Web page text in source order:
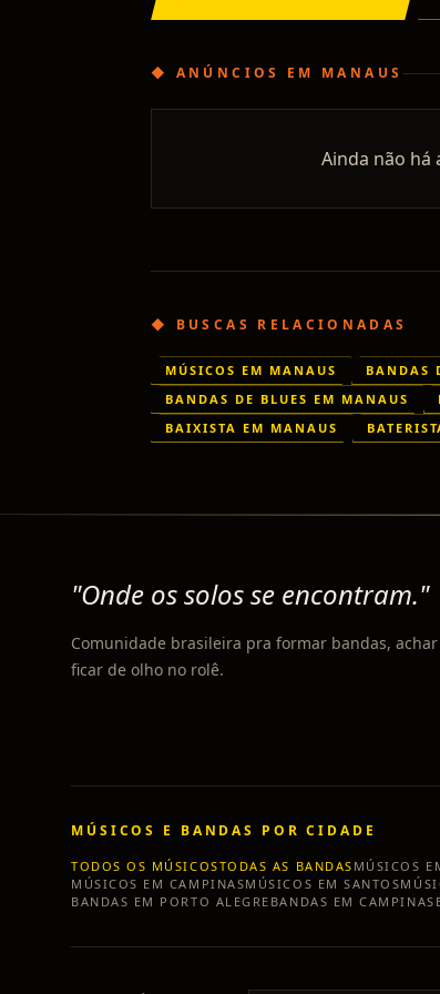
◆ ANÚNCIOS EM MANAUS
Ainda não há
◆ BUSCAS RELACIONADAS
MÚSICOS EM MANAUS BANDAS
BANDAS DE BLUES EM MANAUS
BAIXISTA EM MANAUS
"Onde os solos se encontram."
Comunidade brasileira pra formar bandas,
ficar de olho no rolê.
MÚSICOS E BANDAS POR CIDADE
TODOS OS MÚSICOSTODAS AS BANDAS MÚSICOS
MÚSICOS EM CAMPINASMÚSICOS EMSANTOS
BANDAS EM PORTO ALEGRE BANDAS EMCAMPINAS